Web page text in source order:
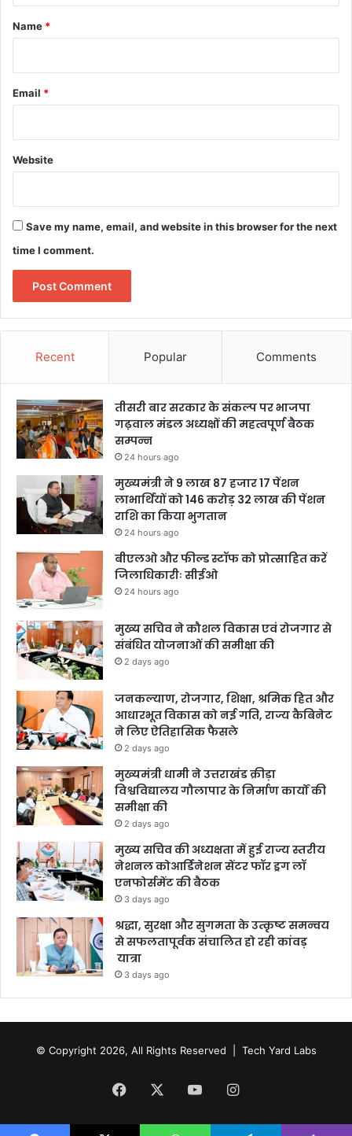
*
Name *
Email *
Website
Save my name, email, and website in this browser for the next
time I comment.
Recent Popular Comments
तीसरी बार सरकार के संकल्प पर भाजपा
गढ़वाल मंडल अध्यक्षों की महत्वपूर्ण बैठक
सम्पन्न
24 hours ago
मुख्यमंत्री ने 9 लाख 87 हजार 17 पेंशन
लाभार्थियों को 146 करोड़ 32 लाख की पेंशन
राशि का किया भुगतान
24 hours ago
बीएलओ और फील्ड स्टॉफ को प्रोत्साहित करें
जिलाधिकारीः सीईओ
24 hours ago
मुख्य सचिव ने कौशल विकास एवं रोजगार से
संबंधित योजनाओं की समीक्षा की
2 days ago
जनकल्याण, रोजगार, शिक्षा, श्रमिक हित और
आधारभूत विकास को नई गति, राज्य कैबिनेट
ने लिए ऐतिहासिक फैसले
2 days ago
मुख्यमंत्री धामी ने उत्तराखंड क्रीड़ा
विश्वविद्यालय गौलापार के निर्माण कार्यों की
समीक्षा की
2 days ago
मुख्य सचिव की अध्यक्षता में हुई राज्य स्तरीय
नेशनल कोआर्डिनेशन सेंटर फॉर ड्रग लॉ
एनफोर्समेंट की बैठक
3 days ago
श्रद्धा, सुरक्षा और सुगमता के उत्कृष्ट समन्वय
से सफलतापूर्वक संचालित हो रही कांवड़
यात्रा
3 days ago
© Copyright 2026, All Rights Reserved | Tech Yard Labs
Facebook YouTubeInstagram